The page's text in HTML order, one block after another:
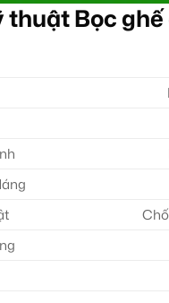
thuật Bọc